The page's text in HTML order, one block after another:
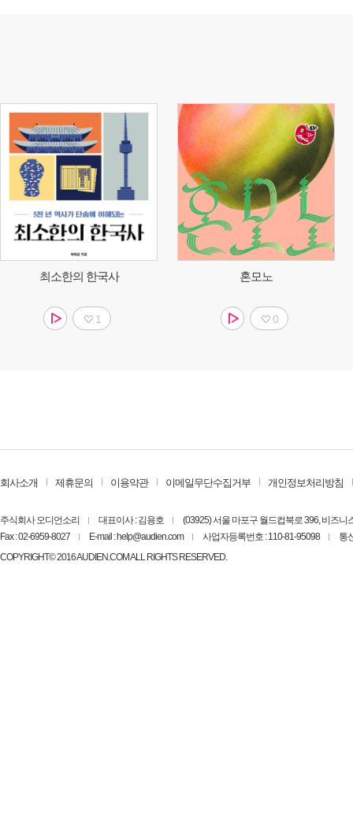
최소한의 한국사
1
혼모노
0
회사소개 제휴문의 이용약관 이메일무단수집거부 개인정보처리방침
주식회사 오디언소리 대표이사 : 김용호
(03925) 서울 마포구 월드컵북로 396, 비즈니
Fax : 02-6959-8027
E-mail : help@audien.com 사업자등록번호 : 110-81-95098
통
COPYRIGHT© 2016 AUDIEN.COM ALL RIGHTS RESERVED.